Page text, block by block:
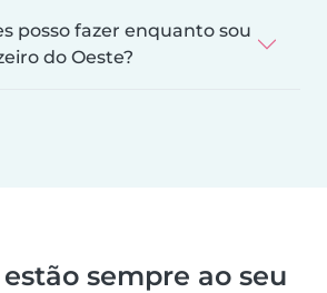
posso fazer enquanto sou
do Oeste?
sempre ao seu